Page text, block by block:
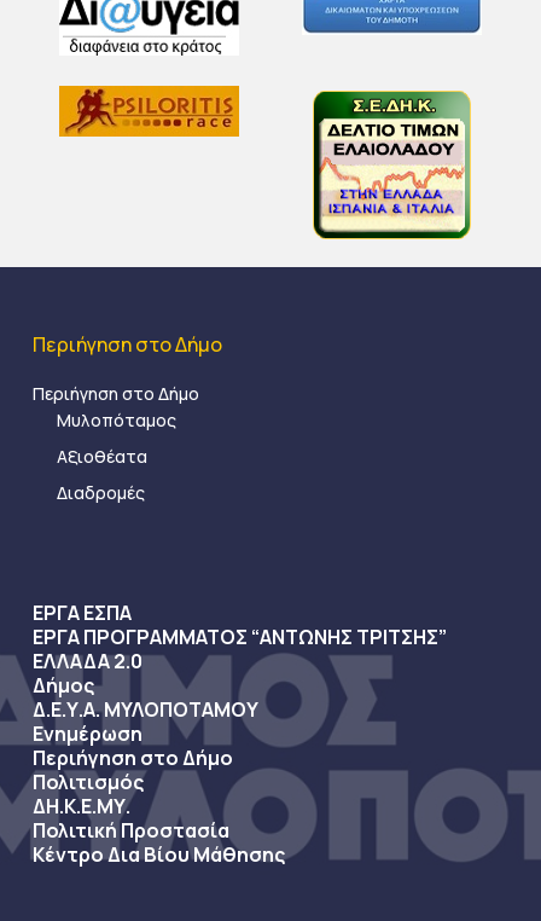
Περιήγηση στο Δήμο
Περιήγηση στο Δήμο
Μυλοπόταμος
Αξιοθέατα
Διαδρομές
ΕΡΓΑ ΕΣΠΑ
ΕΡΓΑ ΠΡΟΓΡΑΜΜΑΤΟΣ “ΑΝΤΩΝΗΣ ΤΡΙΤΣΗΣ”
ΕΛΛΑΔΑ 2.0
Δήμος
Δ.Ε.Υ.Α. ΜΥΛΟΠΟΤΑΜΟΥ
Ενημέρωση
Περιήγηση στο Δήμο
Πολιτισμός
ΔΗ.Κ.Ε.ΜΥ.
Πολιτική Προστασία
Κέντρο Δια Βίου Μάθησης